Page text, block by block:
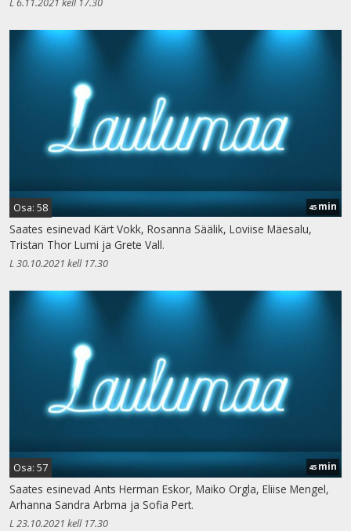
Osa: 58 45 min
Saates esinevad Kärt Vokk, Rosanna Säälik, Loviise Mäesalu,
Tristan Thor Lumi ja Grete Vall.
L 30.10.2021 kell 17.30
Osa: 57 45 min
Saates esinevad Ants Herman Eskor, Maiko Orgla, Eliise Mengel,
Arhanna Sandra Arbma ja Sofia Pert.
L 23.10.2021 kell 17.30